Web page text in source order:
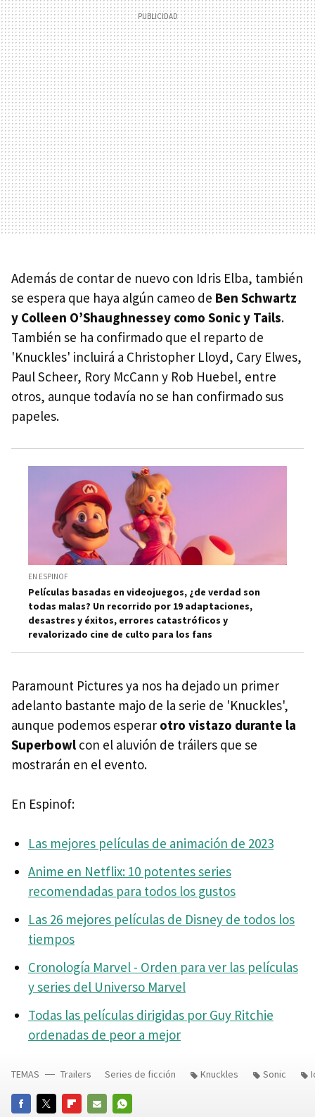
Además de contar de nuevo con Idris Elba, también
se espera que haya algún cameo de Ben Schwartz
y Colleen O’Shaughnessey como Sonic y Tails.
También se ha confirmado que el reparto de
'Knuckles' incluirá a Christopher Lloyd, Cary Elwes,
Paul Scheer, Rory McCann y Rob Huebel, entre
otros, aunque todavía no se han confirmado sus
papeles.
EN ESPINOF
Películas basadas en videojuegos, ¿de verdad son
todas malas? Un recorrido por 19 adaptaciones,
desastres y éxitos, errores catastróficos y
revalorizado cine de culto para los fans
Paramount Pictures ya nos ha dejado un primer
adelanto bastante majo de la serie de 'Knuckles',
aunque podemos esperar otro vistazo durante la
Superbowl con el aluvión de tráilers que se
mostrarán en el evento.
En Espinof:
Las mejores películas de animación de 2023
Anime en Netflix: 10 potentes series
recomendadas para todos los gustos
Las 26 mejores películas de Disney de todos los
tiempos
Cronología Marvel - Orden para ver las películas
y series del Universo Marvel
Todas las películas dirigidas por Guy Ritchie
ordenadas de peor a mejor
TEMAS Trailers Series de ficción Knuckles Sonic